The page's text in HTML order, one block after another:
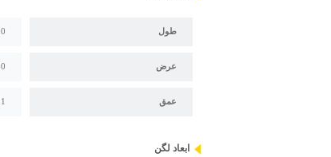
طول 120
عرض 60
عمق 21
ابعاد لگن